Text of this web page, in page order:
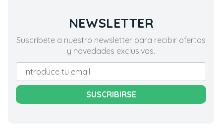
NEWSLETTER
Suscríbete a nuestro newsletter para recibir ofertas
y novedades exclusivas.
SUSCRIBIRSE